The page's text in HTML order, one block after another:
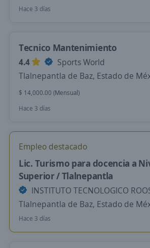
Hace 3 días
Tecnico Mantenimiento
4.4
Sports World
Tlalnepantla de Baz, Estado de
$ 14,000.00 (Mensual)
Hace 3 días
Empleo destacado
Lic. Turismo para docencia a
Superior / Tlalnepantla
INSTITUTO TECNOLOGICO
Tlalnepantla de Baz, Estado de
Hace 3 días